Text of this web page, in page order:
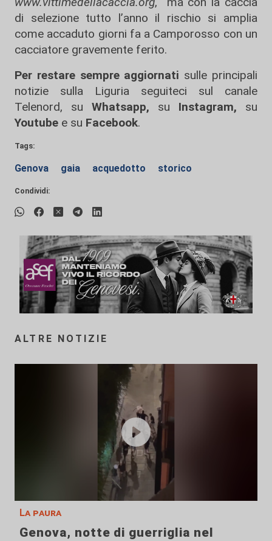
di selezione tutto l’anno il rischio si amplia
come accaduto giorni fa a Camporosso con un
cacciatore gravemente ferito.
Per restare sempre aggiornati sulle principali
notizie sulla Liguria seguiteci sul canale
Telenord, su
Whatsapp, su Instagram, su
Youtube e su Facebook.
Tags:
Genova gaia acquedotto storico
Condividi:
ALTRE NOTIZIE
La paura
Genova, notte di guerriglia nel